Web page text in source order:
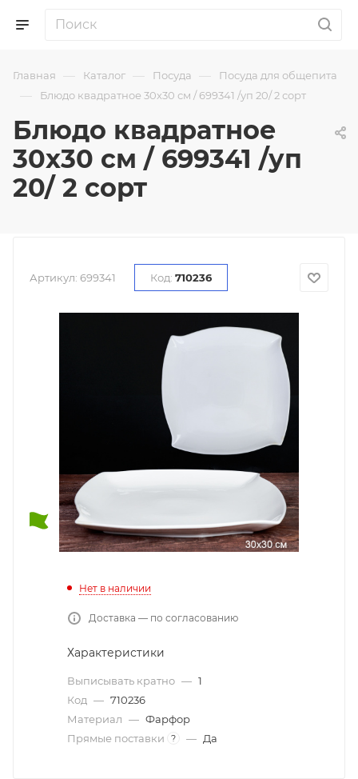
Главная — Каталог — Посуда — Посуда для общепита
— Блюдо квадратное 30х30 см / 699341 /уп 20/ 2 сорт
Блюдо квадратное
30х30 см / 699341 /уп
20/ 2 сорт
Артикул: 699341 Код: 710236
Нет в наличии
Доставка — по согласованию
Характеристики
Выписывать кратно — 1
Код — 710236
Материал — Фарфор
Прямые поставки
? — Да